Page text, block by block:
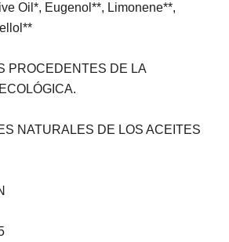
Oil*, Eugenol**, Limonene**,
PROCEDENTES DE LA
NATURALES DE LOS ACEITES